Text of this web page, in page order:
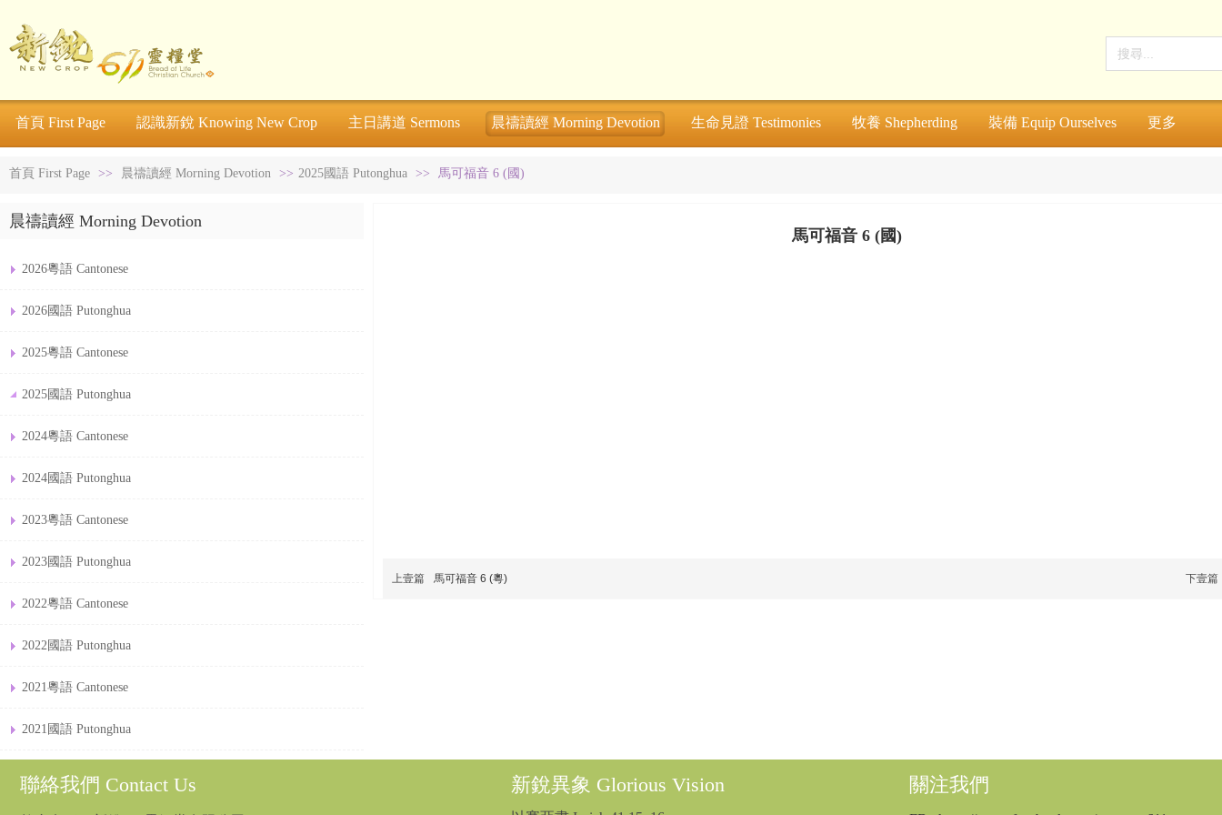
首頁 First Page 認識新銳 Knowing New Crop 主日講道 Sermons 晨禱讀經 Morning Devotion 生命見證 Testimonies 牧養 Shepherding 裝備 Equip Ourselves 更多
首頁 First Page >> 晨禱讀經 Morning Devotion >> 2025國語 Putonghua >> 馬可福音 6 (國)
晨禱讀經 Morning Devotion
2026粵語 Cantonese
2026國語 Putonghua
2025粵語 Cantonese
2025國語 Putonghua
2024粵語 Cantonese
2024國語 Putonghua
2023粵語 Cantonese
2023國語 Putonghua
2022粵語 Cantonese
2022國語 Putonghua
2021粵語 Cantonese
2021國語 Putonghua
馬可福音 6 (國)
上壹篇 馬可福音 6 (粵) 下壹篇
聯絡我們 Contact Us 新銳異象 Glorious Vision 關注我們